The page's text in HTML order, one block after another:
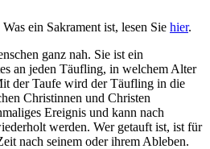
ein Sakrament ist, lesen Sie hier.
ganz nah. Sie ist ein
an jeden Täufling, in welchem Alter
der Taufe wird der Täufling in die
Christinnen und Christen
Ereignis und kann nach
werden. Wer getauft ist, ist für
nach seinem oder ihrem Ableben.